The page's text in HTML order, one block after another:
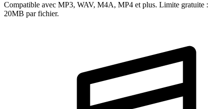
Compatible avec MP3, WAV, M4A, MP4 et plus. Limite gratuite :
20MB par fichier.